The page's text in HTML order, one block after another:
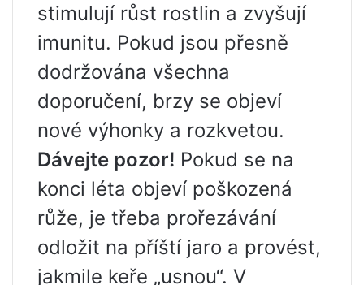
stimulují růst rostlin a zvyšují
imunitu. Pokud jsou přesně
dodržována všechna
doporučení, brzy se objeví
nové výhonky a rozkvetou.
Dávejte pozor! Pokud se na
konci léta objeví poškozená
růže, je třeba prořezávání
odložit na příští jaro a provést,
jakmile keře „usnou“. V